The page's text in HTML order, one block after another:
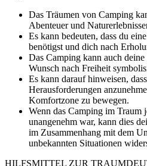
Das Träumen von Camping
Abenteuer und
Es kann bedeuten, dass du
benötigst und dich nach
Das Camping kann auch
Wunsch nach Freiheit
Es kann darauf hinweisen,
Herausforderungen
Komfortzone zu bewegen.
Wenn das Camping im Traum
unangenehm war, kann dies
im Zusammenhang mit dem
unbekannten Situationen
HILFSMITTEL ZUR